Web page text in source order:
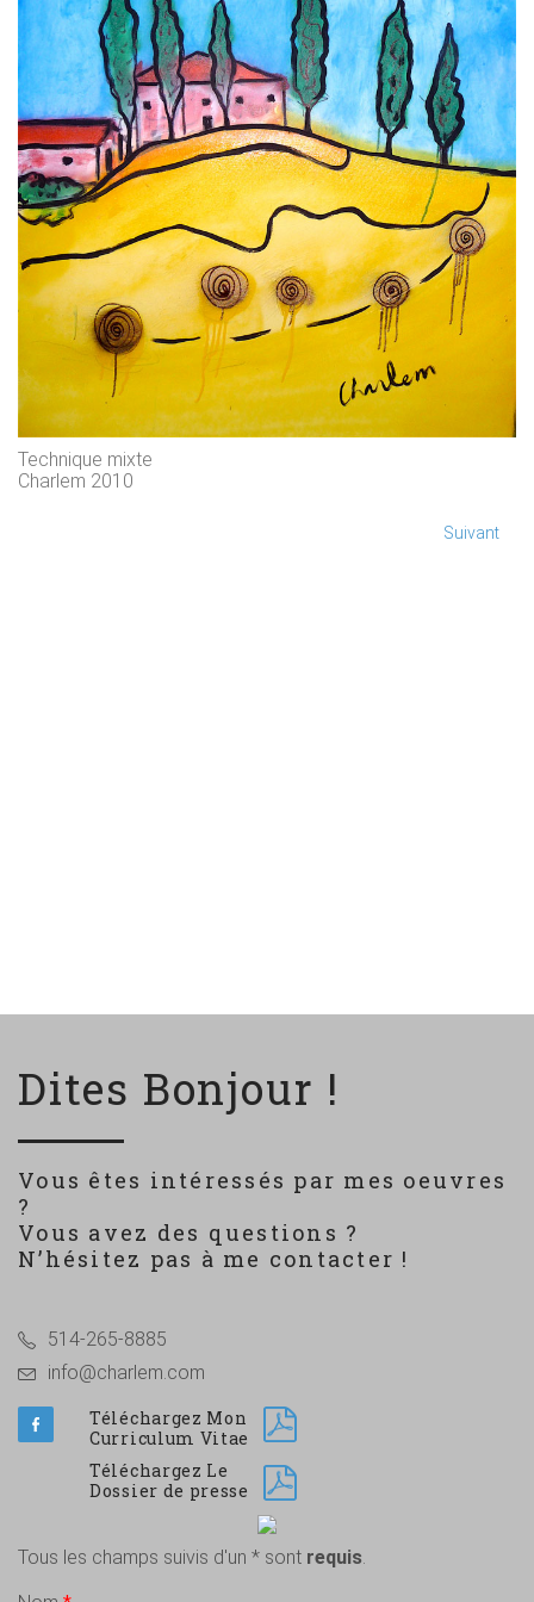
Technique mixte
Charlem 2010
Suivant
Dites Bonjour !
Vous êtes intéressés par mes oeuvres
?
Vous avez des questions ?
N’hésitez pas à me contacter !
514-265-8885
info@charlem.com
Téléchargez Mon
Curriculum Vitae
Téléchargez Le
Dossier de presse
Tous les champs suivis d'un * sont requis.